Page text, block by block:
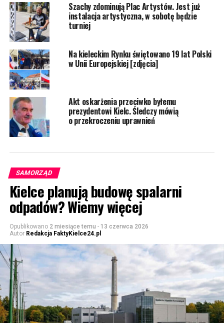
Szachy zdominują Plac Artystów. Jest już
instalacja artystyczna, w sobotę będzie
turniej
Na kieleckim Rynku świętowano 19 lat Polski
w Unii Europejskiej [zdjęcia]
Akt oskarżenia przeciwko byłemu
prezydentowi Kielc. Śledczy mówią
o przekroczeniu uprawnień
SAMORZĄD
Kielce planują budowę spalarni
odpadów? Wiemy więcej
Opublikowano 2 miesiące temu - 13 czerwca 2026
Autor Redakcja FaktyKielce24.pl